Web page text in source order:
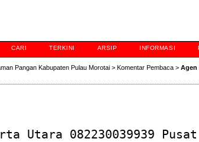
CARI TERKINI ARSIP INFORMASI
Pangan Kabupaten Pulau Morotai >Komentar Pembaca >Agen
Utara 082230039939 Pusat